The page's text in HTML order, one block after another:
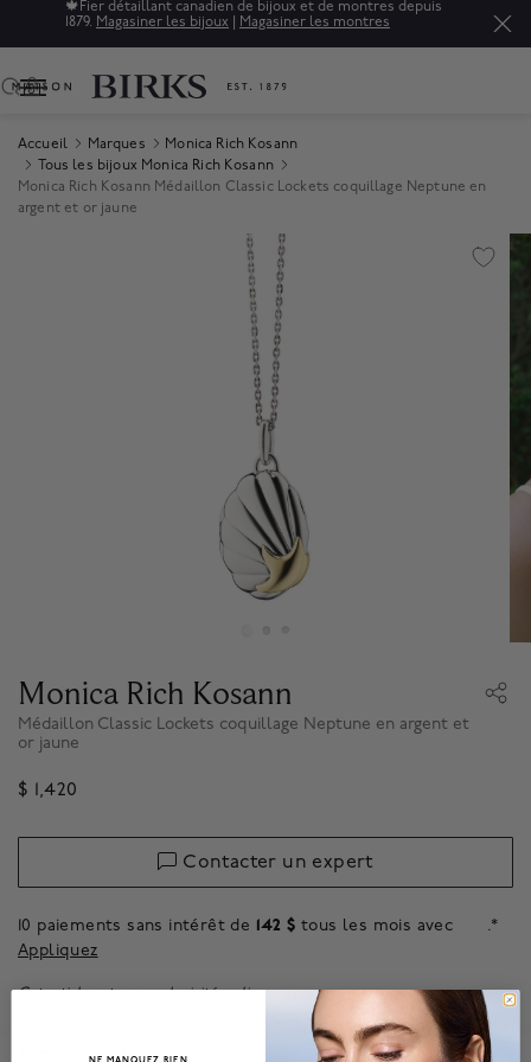
🍁 Fier détaillant canadien de bijoux et de montres depuis
1879. Magasiner les bijoux Magasiner les montres
0
Accueil Marques
Monica Rich Kosann
Tous les bijoux Monica Rich Kosann
Monica Rich Kosann Médaillon Classic Lockets coquillage Neptune en
argent et or jaune
Monica Rich Kosann
Médaillon Classic Lockets coquillage Neptune en argent et
or jaune
$ 1,420
10 paiements sans intérêt de 142 $ tous les mois avec
.*
Appliquez
Contacter un expert
Cet article est une exclusivité en ligne,
À propos de